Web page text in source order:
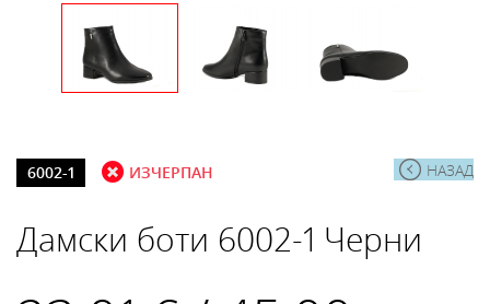
НАЗАД
6002-1 ИЗЧЕРПАН
Дамски боти 6002-1 Черни